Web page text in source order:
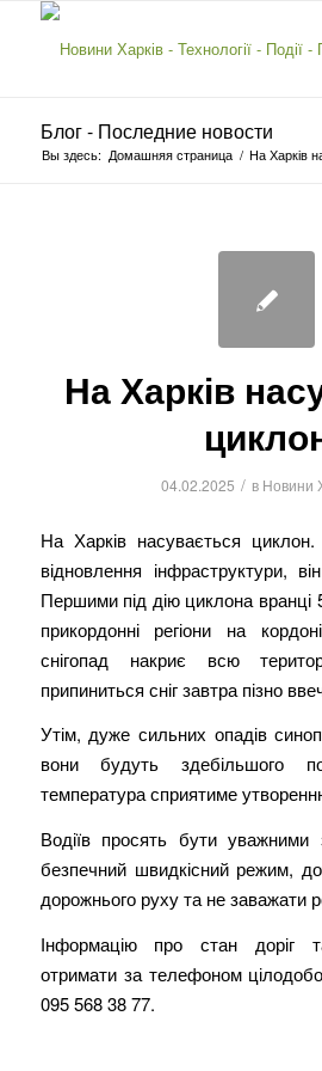
Блог - Последние новости
Вы здесь: Домашняя страница / На Харків
На Харків
04.02.2025 / в Новини
На Харків насувається
відновлення інфраструктури,
Першими під дію циклона
прикордонні регіони на
снігопад накриє всю
припиниться сніг завтра пізно
Утім, дуже сильних опадів
вони будуть здебільшого
температура сприятиме
Водіїв просять бути
безпечний швидкісний режим,
дорожнього руху та не заважати
Інформацію про стан доріг
отримати за телефоном
095 568 38 77.